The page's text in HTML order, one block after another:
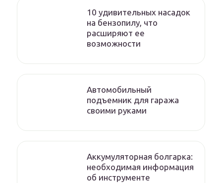
10 удивительных насадок
на бензопилу, что
расширяют ее
возможности
Автомобильный
подъемник для гаража
своими руками
Аккумуляторная болгарка:
необходимая информация
об инструменте